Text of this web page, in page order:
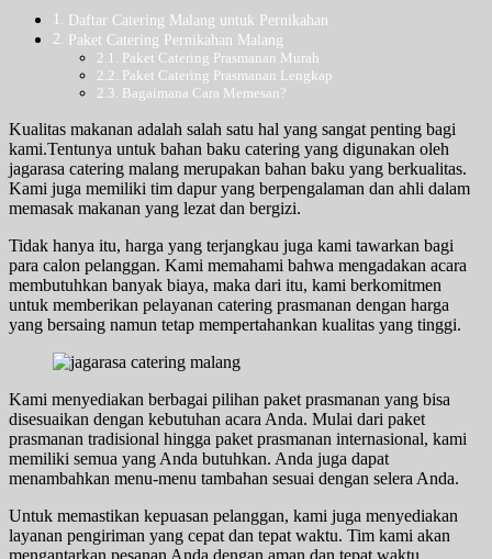
Daftar Catering Malang untuk Pernikahan
Paket Catering Pernikahan Malang
Paket Catering Prasmanan Murah
Paket Catering Prasmanan Lengkap
Bagaimana Cara Memesan?
Kualitas makanan adalah salah satu hal yang sangat penting bagi
kami.Tentunya untuk bahan baku catering yang digunakan oleh
jagarasa catering malang merupakan bahan baku yang berkualitas.
Kami juga memiliki tim dapur yang berpengalaman dan ahli dalam
memasak makanan yang lezat dan bergizi.
Tidak hanya itu, harga yang terjangkau juga kami tawarkan bagi
para calon pelanggan. Kami memahami bahwa mengadakan acara
membutuhkan banyak biaya, maka dari itu, kami berkomitmen
untuk memberikan pelayanan catering prasmanan dengan harga
yang bersaing namun tetap mempertahankan kualitas yang tinggi.
Kami menyediakan berbagai pilihan paket prasmanan yang bisa
disesuaikan dengan kebutuhan acara Anda. Mulai dari paket
prasmanan tradisional hingga paket prasmanan internasional, kami
memiliki semua yang Anda butuhkan. Anda juga dapat
menambahkan menu-menu tambahan sesuai dengan selera Anda.
Untuk memastikan kepuasan pelanggan, kami juga menyediakan
layanan pengiriman yang cepat dan tepat waktu. Tim kami akan